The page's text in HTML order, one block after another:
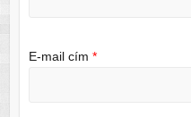
E-mail cím *